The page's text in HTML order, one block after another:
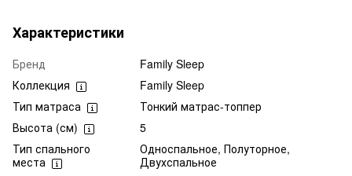
Характеристики
Бренд
Family Sleep
Коллекция
Family Sleep
Тип матраса
Тонкий матрас-топпер
Высота (см)
5
Тип спального
места
Односпальное, Полуторное,
Двухспальное